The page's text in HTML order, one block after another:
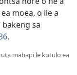
moea, o ile a
sa
.
mabapi le kotulo ea